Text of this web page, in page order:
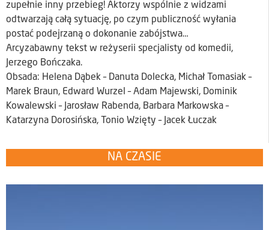
zupełnie inny przebieg! Aktorzy wspólnie z widzami
odtwarzają całą sytuację, po czym publiczność wyłania
postać podejrzaną o dokonanie zabójstwa…
Arcyzabawny tekst w reżyserii specjalisty od komedii,
Jerzego Bończaka.
Obsada: Helena Dąbek – Danuta Dolecka, Michał Tomasiak –
Marek Braun, Edward Wurzel – Adam Majewski, Dominik
Kowalewski – Jarosław Rabenda, Barbara Markowska –
Katarzyna Dorosińska, Tonio Wzięty – Jacek Łuczak
NA CZASIE